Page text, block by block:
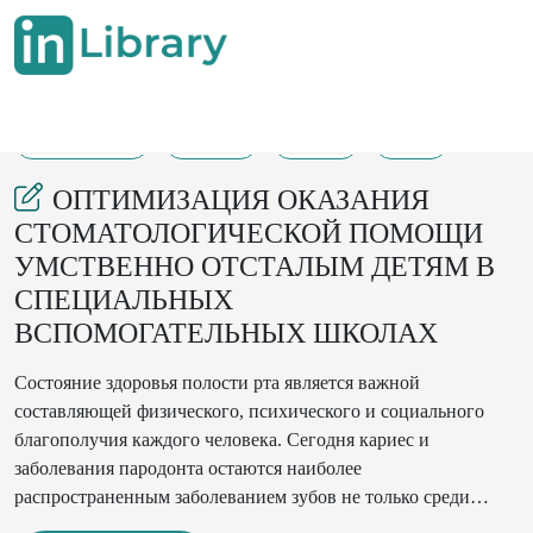
ОПТИМИЗАЦИЯ ОКАЗАНИЯ
СТОМАТОЛОГИЧЕСКОЙ ПОМОЩИ
УМСТВЕННО ОТСТАЛЫМ ДЕТЯМ В
СПЕЦИАЛЬНЫХ
ВСПОМОГАТЕЛЬНЫХ ШКОЛАХ
Состояние здоровья полости рта является важной
составляющей физического, психического и социального
благополучия каждого человека. Сегодня кариес и
заболевания пародонта остаются наиболее
распространенным заболеванием зубов не только среди